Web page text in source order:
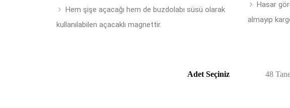
Hem şişe açacağı hem de buzdolabı süsü olarak
kullanılabilen açacaklı magnettir.
Hasar
almayıp
Adet Seçiniz 48